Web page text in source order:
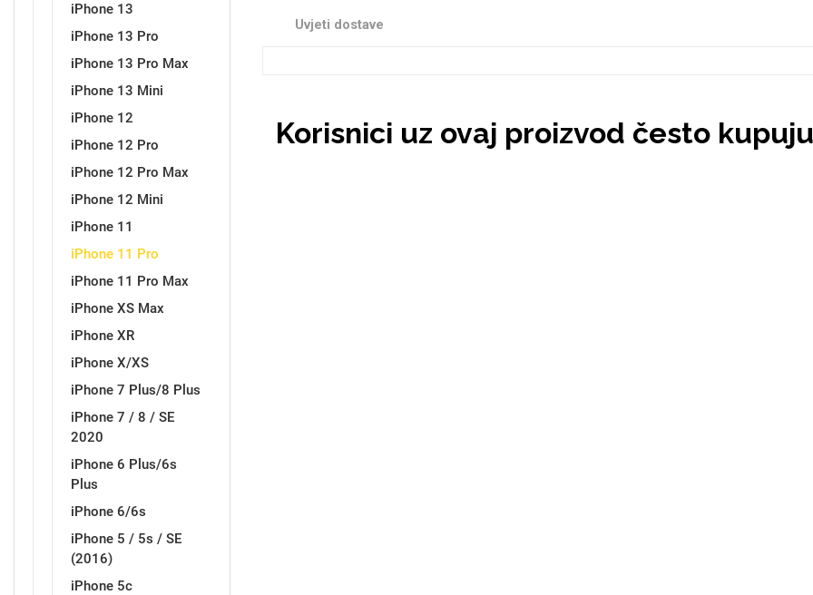
iPhone 13
iPhone 13 Pro
iPhone 13 Pro Max
iPhone 13 Mini
iPhone 12
iPhone 12 Pro
iPhone 12 Pro Max
iPhone 12 Mini
iPhone 11
iPhone 11 Pro
iPhone 11 Pro Max
iPhone XS Max
iPhone XR
iPhone X/XS
iPhone 7 Plus/8 Plus
iPhone 7 / 8 / SE
2020
iPhone 6 Plus/6s
Plus
iPhone 6/6s
iPhone 5 / 5s / SE
(2016)
iPhone 5c
Uvjeti dostave
Korisnici uz ovaj proizvod često kupuju
Životinjsko carstvo
Svemirska kolekcija
Love motivi